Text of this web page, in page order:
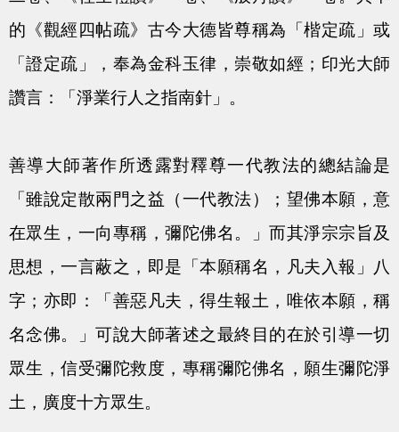
的《觀經四帖疏》古今大德皆尊稱為「楷定疏」或
「證定疏」，奉為金科玉律，崇敬如經；印光大師
讚言：「淨業行人之指南針」。
善導大師著作所透露對釋尊一代教法的總結論是
「雖說定散兩門之益（一代教法）；望佛本願，意
在眾生，一向專稱，彌陀佛名。」而其淨宗宗旨及
思想，一言蔽之，即是「本願稱名，凡夫入報」八
字；亦即：「善惡凡夫，得生報土，唯依本願，稱
名念佛。」可說大師著述之最終目的在於引導一切
眾生，信受彌陀救度，專稱彌陀佛名，願生彌陀淨
土，廣度十方眾生。